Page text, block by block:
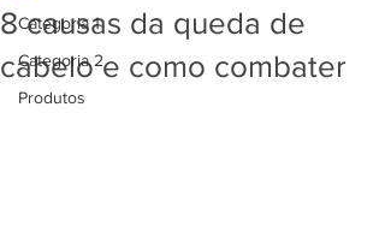
Categoria 1
Categoria 2
Produtos
8 causas da queda de
cabelo e como combater